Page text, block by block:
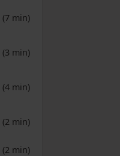
(7 min)
(3 min)
(4 min)
(2 min)
(2 min)